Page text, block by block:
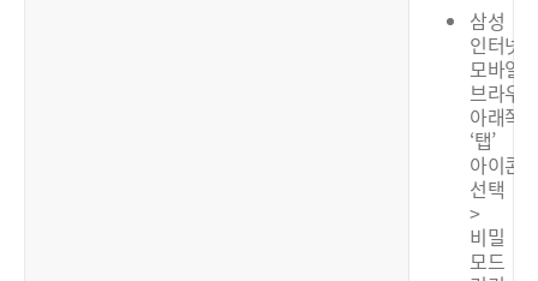
삼성
인터넷:
모바일
브라우저
아래쪽
‘탭’
아이콘
선택
>
비밀
모드